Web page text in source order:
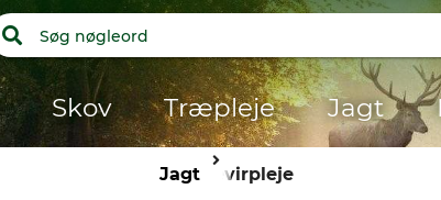
Skov Træpleje Jagt
Jagt Revirpleje